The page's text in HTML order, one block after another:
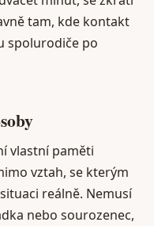
tam, kde kontakt
spolurodiče po
vlastní paměti
vztah, se kterým
reálně. Nemusí
nebo sourozenec,